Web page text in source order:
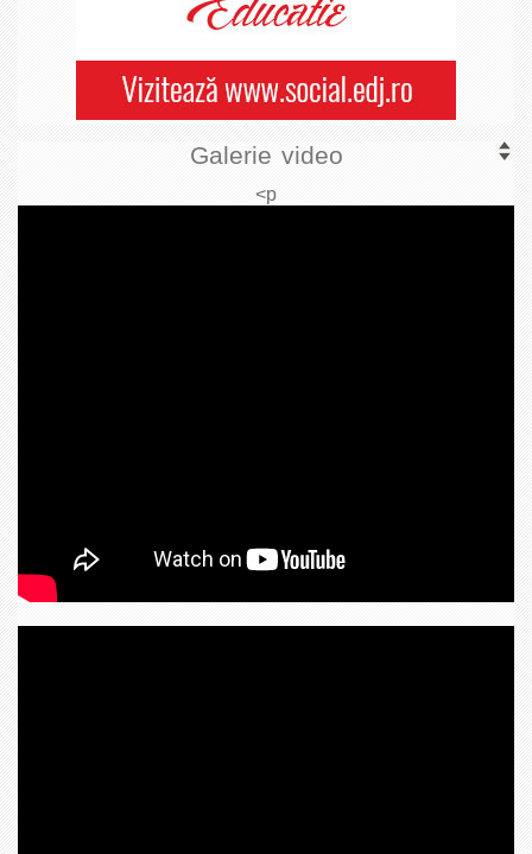
Galerie video
<p